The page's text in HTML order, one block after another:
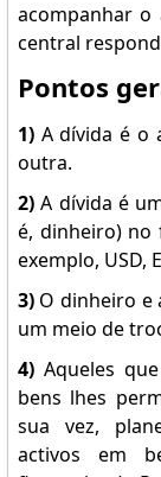
acompanhar
central
Pontos
1) A dívida é o
outra.
2)A dívida é
é, dinheiro)
exemplo, USD,
3) O dinheiro e
um meio de
4)Aqueles
bens lhes
sua vez,
activos em